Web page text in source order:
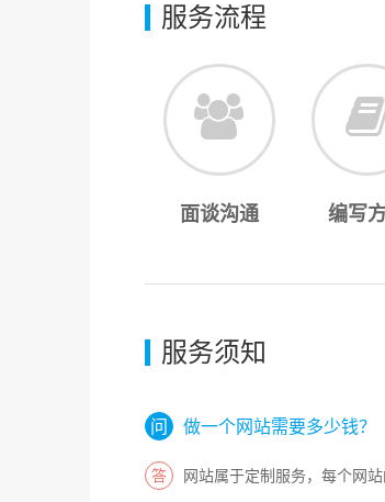
服务流程
面谈沟通 编写
服务须知
做一个网站需要多少钱？
网站属于定制服务，每个网